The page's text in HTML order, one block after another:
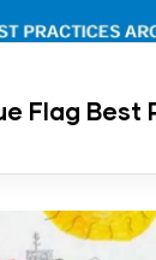
Flag Best